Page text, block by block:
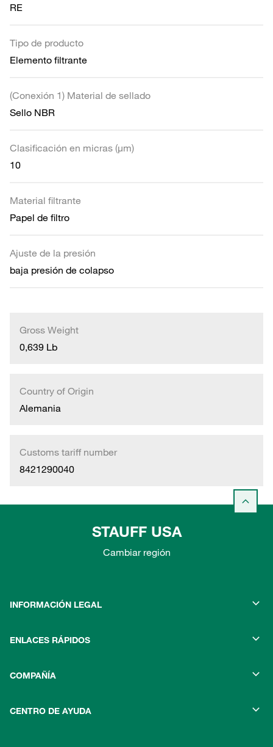
RE
Tipo de producto
Elemento filtrante
(Conexión 1) Material de sellado
Sello NBR
Clasificación en micras (µm)
10
Material filtrante
Papel de filtro
Ajuste de la presión
baja presión de colapso
Gross Weight
0,639 Lb
Country of Origin
Alemania
Customs tariff number
8421290040
STAUFF USA
Cambiar región
INFORMACIÓN LEGAL
ENLACES RÁPIDOS
COMPAÑÍA
CENTRO DE AYUDA